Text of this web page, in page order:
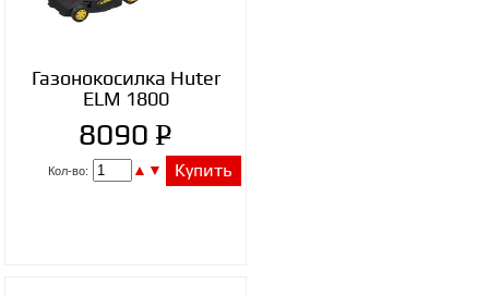
Газонокосилка Huter
ELM 1800
8090P
УБ.
Кол-во: ▲ ▼ Купить